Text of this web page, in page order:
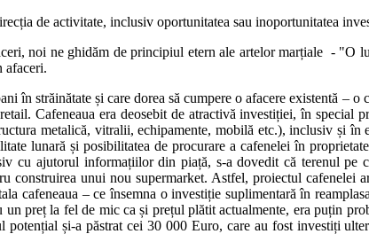
de activitate, inclusiv oportunitatea sau inoportunitatea
noi ne ghidăm de principiul etern ale artelor marțiale - "O
afaceri.
în străinătate și care dorea să cumpere o afacere existentă – o
Cafeneaua era deosebit de atractivă investiției, în special
metalică, vitralii, echipamente, mobilă etc.), inclusiv și
lunară și posibilitatea de procurare a cafenelei în
ajutorul informațiilor din piață, s-a dovedit că terenul pe
unui nou supermarket. Astfel, proiectul cafenelei
– ce însemna o investiție suplimentară în
preț la fel de mic ca și prețul plătit actualmente, era puțin
și-a păstrat cei 30 000 Euro, care au fost investiți